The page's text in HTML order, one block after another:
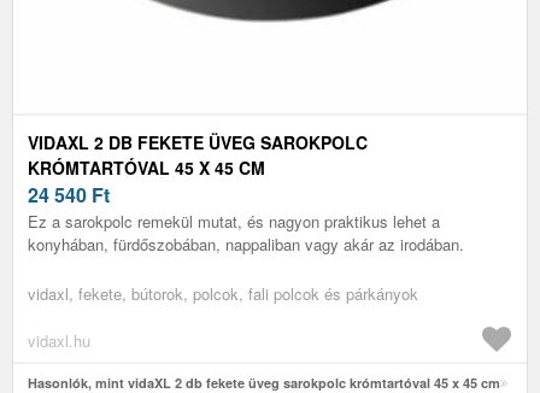
VIDAXL 2 DB FEKETE ÜVEG SAROKPOLC
KRÓMTARTÓVAL 45 X 45 CM
24 540 Ft
Ez a sarokpolc remekül mutat, és nagyon praktikus lehet a
konyhában, fürdőszobában, nappaliban vagy akár az irodában.
vidaxl, fekete, bútorok, polcok, fali polcok és párkányok
vidaxl.hu
Hasonlók, mint vidaXL 2 db fekete üveg sarokpolc krómtartóval 45 x 45 cm